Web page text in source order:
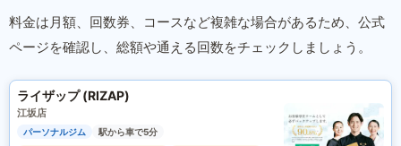
料金は月額、回数券、コースなど複雑な場合があるため、公式
ページを確認し、総額や通える回数をチェックしましょう。
ライザップ (RIZAP)
江坂店
パーソナルジム
駅から車で5分